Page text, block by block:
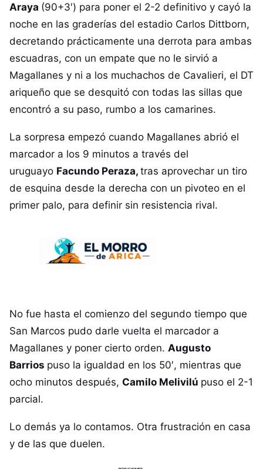
Araya (90+3′) para poner el 2-2 definitivo y cayó la
noche en las graderías del estadio Carlos Dittborn,
decretando prácticamente una derrota para ambas
escuadras, con un empate que no le sirvió a
Magallanes y ni a los muchachos de Cavalieri, el DT
ariqueño que se desquitó con todas las sillas que
encontró a su paso, rumbo a los camarines.
La sorpresa empezó cuando Magallanes abrió el
marcador a los 9 minutos a través del
uruguayo Facundo Peraza, tras aprovechar un tiro
de esquina desde la derecha con un pivoteo en el
primer palo, para definir sin resistencia rival.
No fue hasta el comienzo del segundo tiempo que
San Marcos pudo darle vuelta el marcador a
Magallanes y poner cierto orden. Augusto
Barrios puso la igualdad en los 50′, mientras que
ocho minutos después, Camilo Melivilú puso el 2-1
parcial.
Lo demás ya lo contamos. Otra frustración en casa
y de las que duelen.